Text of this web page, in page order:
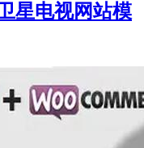
星电视网站模